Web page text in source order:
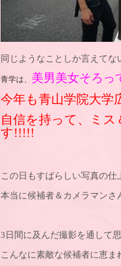
同じようなことしか言えてな
青学は、 美男美女そろ
今年も青山学院大学
自信を持って、ミ
す!!!!!
この日もすばらしい写真の仕
本当に候補者＆カメラマン
3日間に及んだ撮影を通して
こんなに素敵な候補者に恵ま